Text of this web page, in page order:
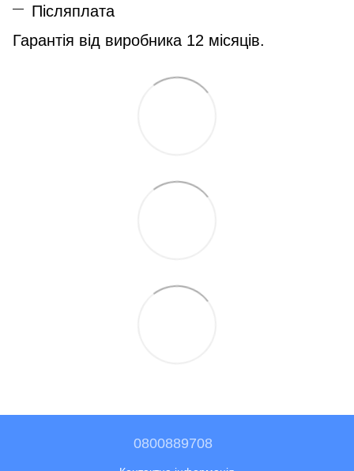
Післяплата
Гарантія від виробника 12 місяців.
0800889708